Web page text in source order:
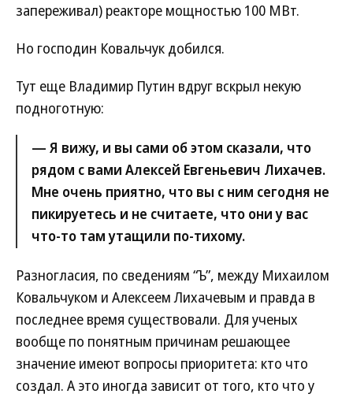
запереживал) реакторе мощностью 100 МВт.
Но господин Ковальчук добился.
Тут еще Владимир Путин вдруг вскрыл некую
подноготную:
— Я вижу, и вы сами об этом сказали, что
рядом с вами Алексей Евгеньевич Лихачев.
Мне очень приятно, что вы с ним сегодня не
пикируетесь и не считаете, что они у вас
что-то там утащили по-тихому.
Разногласия, по сведениям “Ъ”, между Михаилом
Ковальчуком и Алексеем Лихачевым и правда в
последнее время существовали. Для ученых
вообще по понятным причинам решающее
значение имеют вопросы приоритета: кто что
создал. А это иногда зависит от того, кто что у